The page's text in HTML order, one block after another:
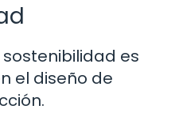
es
el diseño de